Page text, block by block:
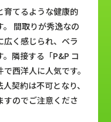
育てるような健康的
間取りが秀逸なの
く感じられ、ベラ
隣接する「P&P コ
西洋人に人気です。
契約は不可となり、
すのでご注意くださ